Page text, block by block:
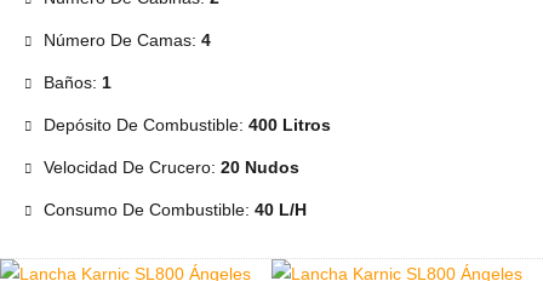
Número De Camas: 4
Baños: 1
Depósito De Combustible: 400 Litros
Velocidad De Crucero: 20 Nudos
Consumo De Combustible: 40 L/h